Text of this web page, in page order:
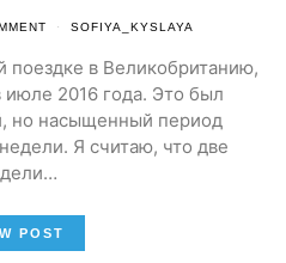
SOFIYA_KYSLAYA
поездке в Великобританию,
июле 2016 года. Это был
но насыщенный период
Я считаю, что две
POST